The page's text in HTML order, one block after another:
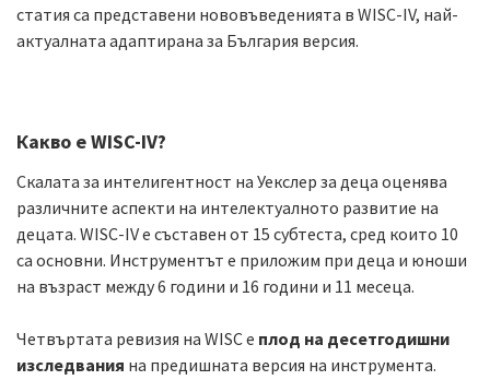
статия са представени нововъведенията в WISC-IV, най-
актуалната адаптирана за България версия.
Какво е WISC-IV?
Скалата за интелигентност на Уекслер за деца оценява
различните аспекти на интелектуалното развитие на
децата. WISC-IV е съставен от 15 субтеста, сред които 10
са основни. Инструментът е приложим при деца и юноши
на възраст между 6 години и 16 години и 11 месеца.
Четвъртата ревизия на WISC е плод на десетгодишни
изследвания на предишната версия на инструмента.